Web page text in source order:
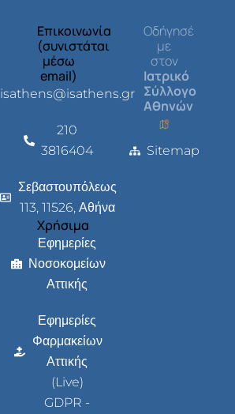
Επικοινωνία
(συνιστάται
μέσω
email)
isathens@isathens.gr
210
3816404
Σεβαστουπόλεως
113, 11526, Αθήνα
Χρήσιμα
Εφημερίες
Νοσοκομείων
Αττικής
Εφημερίες
Φαρμακείων
Αττικής
(Live)
GDPR -
Οδήγησέ
με
στον
Ιατρικό
Σύλλογο
Αθηνών
Sitemap